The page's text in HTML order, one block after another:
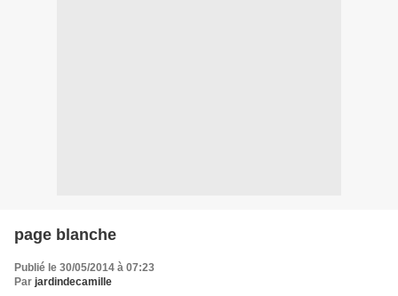
page blanche
Publié le 30/05/2014 à 07:23
Par jardindecamille